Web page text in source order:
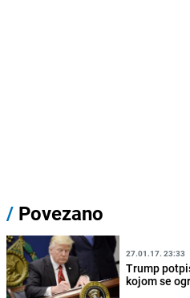
/ Povezano
27.01.17. 23:33
Trump
kojom se